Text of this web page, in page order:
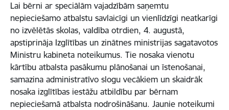
Lai bērni ar speciālām vajadzībām saņemtu
nepieciešamo atbalstu savlaicīgi un vienlīdzīgi neatkarīgi
no izvēlētās skolas, valdība otrdien, 4. augustā,
apstiprināja Izglītības un zinātnes ministrijas sagatavotos
Ministru kabineta noteikumus. Tie nosaka vienotu
kārtību atbalsta pasākumu plānošanai un īstenošanai,
samazina administratīvo slogu vecākiem un skaidrāk
nosaka izglītības iestāžu atbildību par bērnam
nepieciešamā atbalsta nodrošināšanu. Jaunie noteikumi